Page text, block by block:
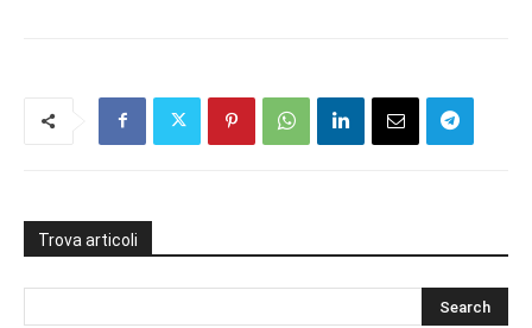
Trova articoli